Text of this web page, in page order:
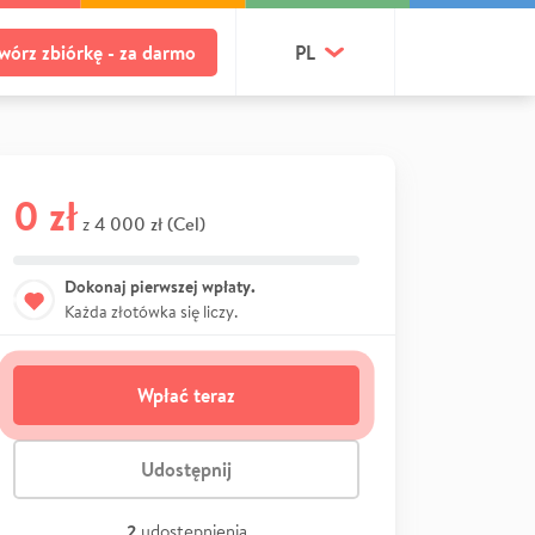
zbiórkę - za darmo PL
0 zł z 4 000 zł (Cel)
Dokonaj pierwszej wpłaty.
Każda złotówka się liczy.
Wpłać teraz
Udostępnij